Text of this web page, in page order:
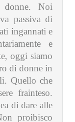
Noi
passiva di
ingannati e
e
oggi siamo
di donne in
Quello che
frainteso.
di dare alle
proibisco